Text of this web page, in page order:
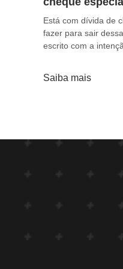
Está com dívida de
fazer para sair
escrito com a
Saiba mais